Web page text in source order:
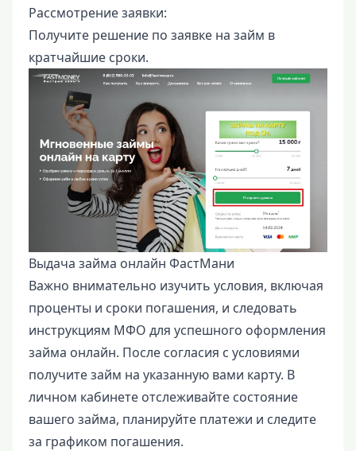
Рассмотрение заявки:
Получите решение по заявке на займ в
кратчайшие сроки.
Выдача займа онлайн ФастМани
Важно внимательно изучить условия, включая
проценты и сроки погашения, и следовать
инструкциям МФО для успешного оформления
займа онлайн. После согласия с условиями
получите займ на указанную вами карту. В
личном кабинете отслеживайте состояние
вашего займа, планируйте платежи и следите
за графиком погашения.